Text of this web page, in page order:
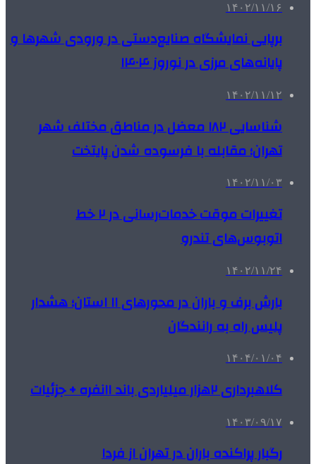
۱۴۰۲/۱۱/۱۶
برپایی نمایشگاه صنایع‌دستی در ورودی شهرها و
پایانه‌های مرزی در نوروز ۱۴۰۴
۱۴۰۲/۱۱/۱۲
شناسایی ۱۸۲ معضل در مناطق مختلف شهر
تهران؛ مقابله با فرسوده شدن پایتخت
۱۴۰۲/۱۱/۰۳
تغییرات موقت خدمات‌رسانی در ۲ خط
اتوبوس‌های تندرو
۱۴۰۲/۱۱/۲۴
بارش برف و باران در محورهای ۱۱ استان؛ هشدار
پلیس راه به رانندگان
۱۴۰۴/۰۱/۰۴
کلاهبرداری ۲هزار میلیاردی باند ۱۱نفره + جزئیات
۱۴۰۳/۰۹/۱۷
رگبار پراکنده باران در تهران از فردا